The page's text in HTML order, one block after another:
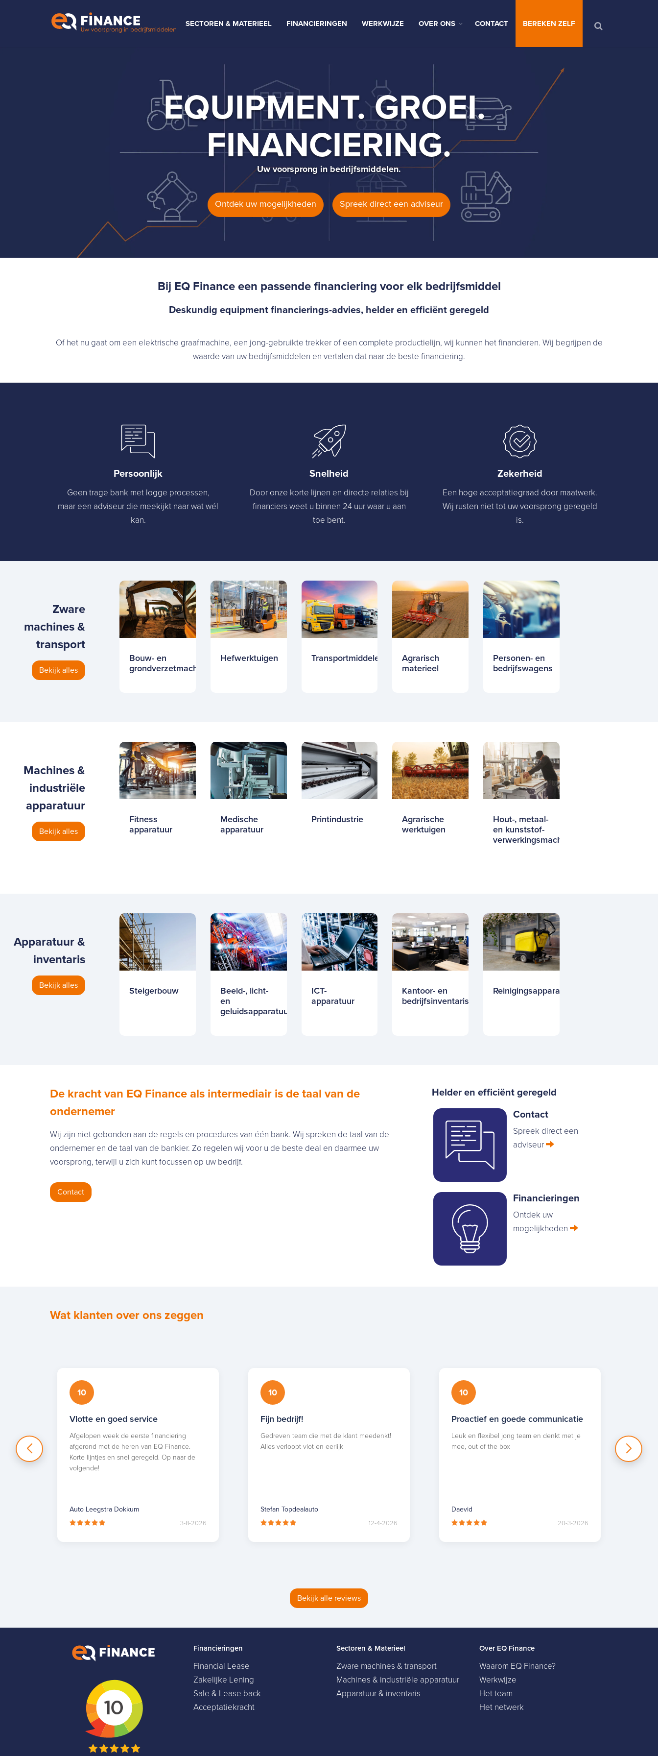
SECTOREN & MATERIEEL FINANCIERINGEN WERKWIJZE OVER ONS CONTACT BEREKEN ZELF
EQUIPMENT. GROEI.
FINANCIERING.
Uw voorsprong in bedrijfsmiddelen.
Ontdek uw mogelijkheden Spreek direct een adviseur
Bij EQ Finance een passende financiering voor elk bedrijfsmiddel
Deskundig equipment financierings-advies, helder en efficiënt geregeld
Of het nu gaat om een elektrische graafmachine, een jong-gebruikte trekker of een complete productielijn, wij kunnen het financieren. Wij begrijpen de
waarde van uw bedrijfsmiddelen en vertalen dat naar de beste financiering.
Persoonlijk
Geen trage bank met logge processen,
maar een adviseur die meekijkt naar wat wél
kan.
Snelheid
Door onze korte lijnen en directe relaties bij
financiers weet u binnen 24 uur waar u aan
toe bent.
Zekerheid
Een hoge acceptatiegraad door maatwerk.
Wij rusten niet tot uw voorsprong geregeld
is.
Zware
machines &
transport
Bekijk alles
Bouw- en
grondverzetmachines
Hefwerktuigen Transportmiddelen
Agrarisch
materieel
Personen- en
bedrijfswagens
Machines &
industriële
apparatuur
Bekijk alles
Fitness
apparatuur
Medische
apparatuur
Printindustrie
Agrarische
werktuigen
Hout-, metaal-
en kunststof-
verwerkingsmachines
Apparatuur &
inventaris
Bekijk alles Steigerbouw
Beeld-, licht-
en
geluidsapparatuur
ICT-
apparatuur
Kantoor- en
bedrijfsinventaris
Reinigingsapparatuur
De kracht van EQ Finance als intermediair is de taal van de
ondernemer
Wij zijn niet gebonden aan de regels en procedures van één bank. Wij spreken de taal van de
ondernemer en de taal van de bankier. Zo regelen wij voor u de beste deal en daarmee uw
voorsprong, terwijl u zich kunt focussen op uw bedrijf.
Contact
Helder en efficiënt geregeld
Contact
Spreek direct een
adviseur
Financieringen
Ontdek uw
mogelijkheden
Wat klanten over ons zeggen
10
Vlotte en goed service
Afgelopen week de eerste financiering
afgerond met de heren van EQ Finance.
Korte lijntjes en snel geregeld. Op naar de
volgende!
Auto Leegstra Dokkum
3-8-2026
10
Fijn bedrijf!
Gedreven team die met de klant meedenkt!
Alles verloopt vlot en eerlijk
Stefan Topdealauto
12-4-2026
10
Proactief en goede communicatie
Leuk en flexibel jong team en denkt met je
mee, out of the box
Daevid
20-3-2026
Bekijk alle reviews
Financieringen
Financial Lease
Zakelijke Lening
Sale & Lease back
Acceptatiekracht
Sectoren & Materieel
Zware machines & transport
Machines & industriële apparatuur
Apparatuur & inventaris
Over EQ Finance
Waarom EQ Finance?
Werkwijze
Het team
Het netwerk